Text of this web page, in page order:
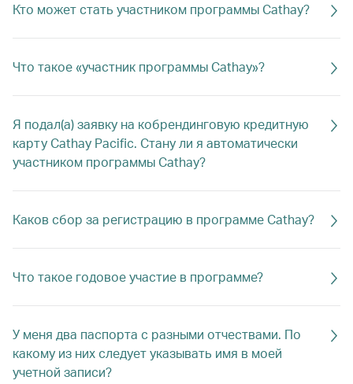
Кто может стать участником программы Cathay?
Что такое «участник программы Cathay»?
Я подал(а) заявку на кобрендинговую кредитную
карту Cathay Pacific. Стану ли я автоматически
участником программы Cathay?
Каков сбор за регистрацию в программе Cathay?
Что такое годовое участие в программе?
У меня два паспорта с разными отчествами. По
какому из них следует указывать имя в моей
учетной записи?